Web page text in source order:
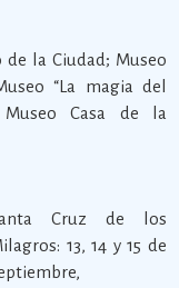
de la Ciudad; Museo
“La magia del
Casa de la
Cruz de los
13, 14 y 15 de